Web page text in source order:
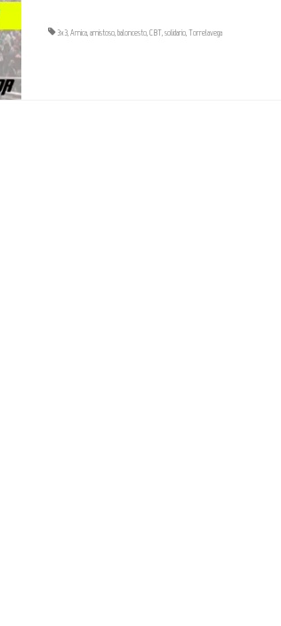
3x3,Amica,amistoso,baloncesto,CBT,solidario,Torrelavega